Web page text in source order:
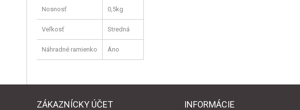
Nosnosť 0,5kg
Veľkosť Stredná
Náhradné ramienko Áno
ZÁKAZNÍCKY ÚČET INFORMÁCIE